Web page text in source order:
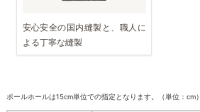
安心安全の国内縫製と、職人に
よる丁寧な縫製
ポールホールは15cm単位での指定となります。（単位：cm）